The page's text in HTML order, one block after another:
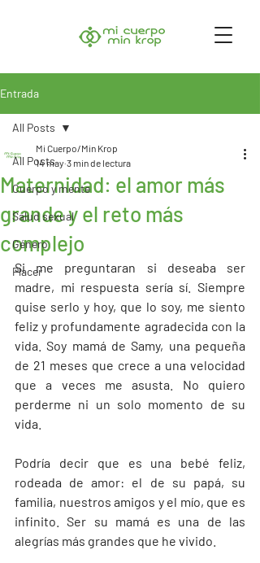
Entrada
All Posts
Cuerpo y mente
Salud sexual
Género
Placer
All Posts
Maternidad: el amor más
grande y el reto más
complejo
Mi Cuerpo/Min Krop
14 may 3 min de lectura
Si me preguntaran si deseaba ser
madre, mi respuesta sería sí. Siempre
quise serlo y hoy, que lo soy, me siento
feliz y profundamente agradecida con la
vida. Soy mamá de Samy, una pequeña
de 21 meses que crece a una velocidad
que a veces me asusta. No quiero
perderme ni un solo momento de su
vida.
Podría decir que es una bebé feliz,
rodeada de amor: el de su papá, su
familia, nuestros amigos y el mío, que es
infinito. Ser su mamá es una de las
alegrías más grandes que he vivido.